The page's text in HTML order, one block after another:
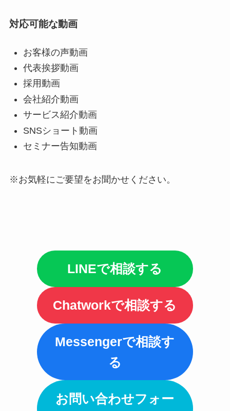
対応可能な動画
お客様の声動画
代表挨拶動画
採用動画
会社紹介動画
サービス紹介動画
SNSショート動画
セミナー告知動画
※お気軽にご要望をお聞かせください。
LINEで相談する
Chatworkで相談する
Messengerで相談す
る
お問い合わせフォー